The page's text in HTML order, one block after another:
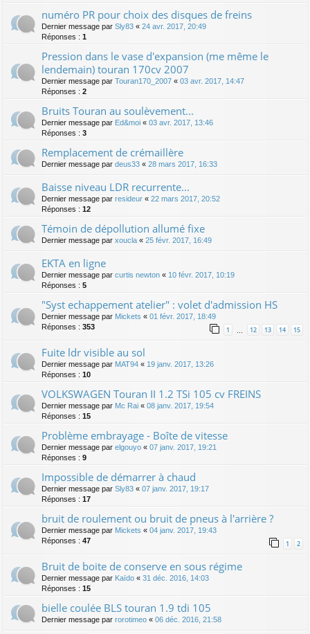
numéro PR pour choix des disques de freins
Dernier message par Sly83 « 24 avr. 2017, 20:49
Réponses : 1
Pression dans le vase d'expansion (me même le
lendemain) touran 170cv 2007
Dernier message par Touran170_2007 « 03 avr. 2017, 14:47
Réponses : 2
Bruits Touran au soulèvement...
Dernier message par Ed&moi « 03 avr. 2017, 13:46
Réponses : 3
Remplacement de crémaillère
Dernier message par deus33 « 28 mars 2017, 16:33
Baisse niveau LDR recurrente...
Dernier message par resideur « 22 mars 2017, 20:52
Réponses : 12
Témoin de dépollution allumé fixe
Dernier message par xoucla « 25 févr. 2017, 16:49
EKTA en ligne
Dernier message par curtis newton « 10 févr. 2017, 10:19
Réponses : 5
"Syst echappement atelier" : volet d'admission HS
Dernier message par Mickets « 01 févr. 2017, 18:49
Réponses : 353 1 12 13 14 15
Fuite ldr visible au sol
Dernier message par MAT94 « 19 janv. 2017, 13:26
Réponses : 10
VOLKSWAGEN Touran II 1.2 TSi 105 cv FREINS
Dernier message par Mc Rai « 08 janv. 2017, 19:54
Réponses : 15
Problème embrayage - Boîte de vitesse
Dernier message par elgouyo « 07 janv. 2017, 19:21
Réponses : 9
Impossible de démarrer à chaud
Dernier message par Sly83 « 07 janv. 2017, 19:17
Réponses : 17
bruit de roulement ou bruit de pneus à l'arrière ?
Dernier message par Mickets « 04 janv. 2017, 19:43
Réponses : 47 1 2
Bruit de boite de conserve en sous régime
Dernier message par Kaïdo « 31 déc. 2016, 14:03
Réponses : 15
bielle coulée BLS touran 1.9 tdi 105
Dernier message par rorotimeo « 06 déc. 2016, 21:58